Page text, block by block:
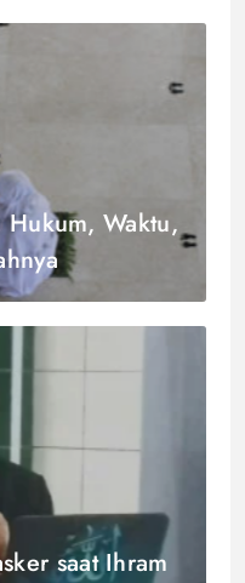
Hukum, Waktu,
saat Ihram